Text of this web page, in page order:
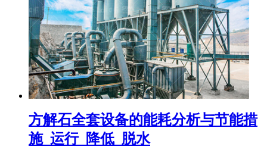
方解石全套设备的能耗分析与节能措
施_运行_降低_脱水